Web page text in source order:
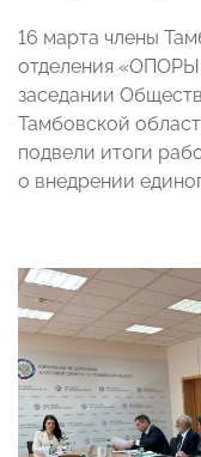
16 марта члены
отделения
заседании
Тамбовской
подвели итоги
о внедрении